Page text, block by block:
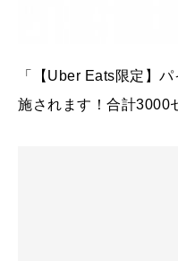
「【Uber Eats限定】
施されます！合計3000